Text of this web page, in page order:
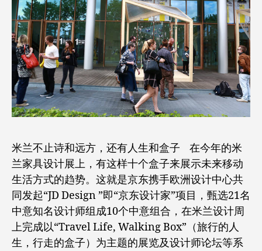
米兰不止诗和远方，还有人生和盒子 在今年的米
兰家具设计展上，有这样十个盒子来展示未来移动
生活方式的趋势。这就是京东携手欧洲设计中心共
同发起“JD Design ”即“京东设计家”项目，甄选21名
中意知名设计师组成10个中意组合，在米兰设计周
上完成以“Travel Life, Walking Box”（旅行的人
生，行走的盒子）为主题的展览及设计师论坛等系